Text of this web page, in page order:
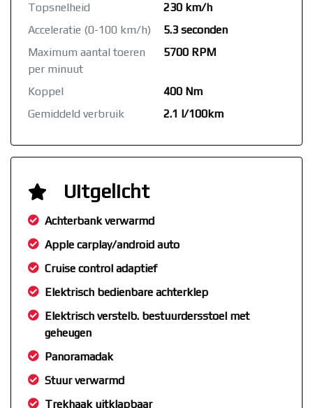
Topsnelheid
230 km/h
Acceleratie (0-100 km/h)
5.3 seconden
Maximum aantal toeren
per minuut
5700 RPM
Koppel
400 Nm
Gemiddeld verbruik
2.1 l/100km
Uitgelicht
Achterbank verwarmd
Apple carplay/android auto
Cruise control adaptief
Elektrisch bedienbare achterklep
Elektrisch verstelb. bestuurdersstoel met
geheugen
Panoramadak
Stuur verwarmd
Trekhaak uitklapbaar